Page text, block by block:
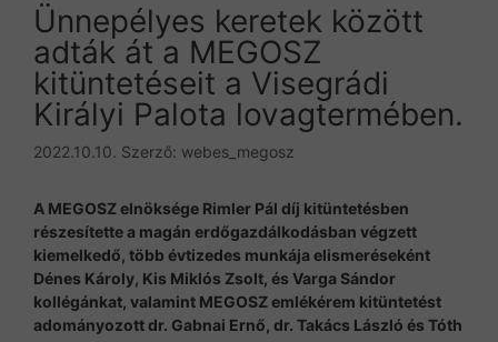
Ünnepélyes keretek között
adták át a MEGOSZ
kitüntetéseit a Visegrádi
Királyi Palota lovagtermében.
2022.10.10. Szerző: webes_megosz
A MEGOSZ elnöksége Rimler Pál díj kitüntetésben
részesítette a magán erdőgazdálkodásban végzett
kiemelkedő, több évtizedes munkája elismeréseként
Dénes Károly, Kis Miklós Zsolt, és Varga Sándor
kollégánkat, valamint MEGOSZ emlékérem kitüntetést
adományozott dr. Gabnai Ernő, dr. Takács László és Tóth